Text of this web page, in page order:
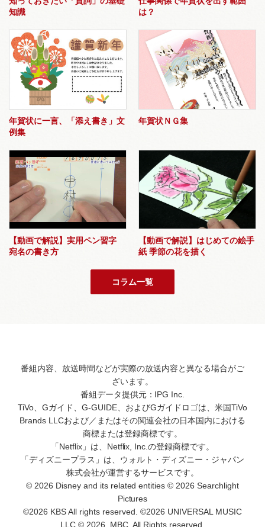
知識
は？
年賀状に一言、「添え書き」文
例集
年賀状ＮＧ集
【動画で解説】実用ペン習字
宛名の書き方
【動画で解説】はじめての絵手
紙 季節の花を描く
コラム一覧
番組内容、放送時間などが実際の放送内容と異なる場合がご
ざいます。
番組データ提供元：IPG Inc.
TiVo、Gガイド、G-GUIDE、およびGガイドロゴは、米国TiVo
Brands LLCおよび／またはその関連会社の日本国内における
商標または登録商標です。
「Netflix」は、Netflix, Inc.の登録商標です。
「ディズニープラス」は、ウォルト・ディズニー・ジャパン
株式会社が運営するサービスです。
© 2026 Disney and its related entities © 2026 Searchlight
Pictures
©2026 KBS All rights reserved. ©2026 UNIVERSAL MUSIC
LLC © 2026. MBC. All Rights reserved.